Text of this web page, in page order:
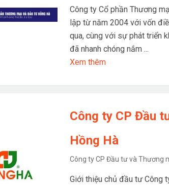
Công ty Cổ phần Thương
lập từ năm 2004 với vốn
qua, cùng với sự phát triển
đã nhanh chóng nắm ...
Xem thêm
Công ty CP Đầu
Hồng Hà
Công ty CP Đầu tư và Thương
Giới thiệu chủ đầu tư Công